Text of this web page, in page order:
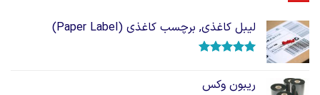
لیبل کاغذی, برچسب کاغذی (Paper Label)
ریبون وکس